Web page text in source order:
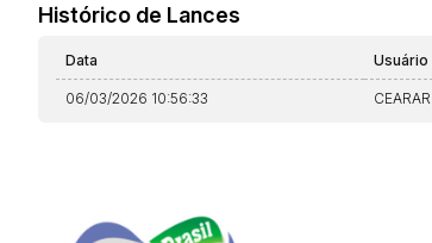
Histórico de Lances
Data Usuário
06/03/2026 10:56:33 CEARAR